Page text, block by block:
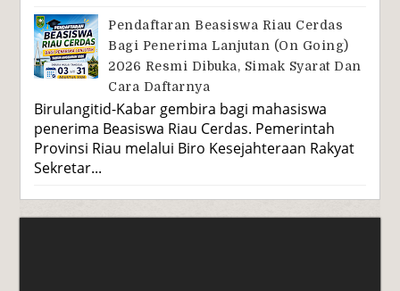
Pendaftaran Beasiswa Riau Cerdas
Bagi Penerima Lanjutan (On Going)
2026 Resmi Dibuka, Simak Syarat Dan
Cara Daftarnya
Birulangitid-Kabar gembira bagi mahasiswa
penerima Beasiswa Riau Cerdas. Pemerintah
Provinsi Riau melalui Biro Kesejahteraan Rakyat
Sekretar...